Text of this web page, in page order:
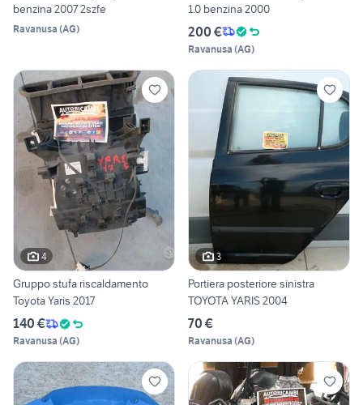
benzina 2007 2szfe
Ravanusa (AG)
1.0 benzina 2000
200 €
Ravanusa (AG)
4
Gruppo stufa riscaldamento
Toyota Yaris 2017
140 €
Ravanusa (AG)
3
Portiera posteriore sinistra
TOYOTA YARIS 2004
70 €
Ravanusa (AG)